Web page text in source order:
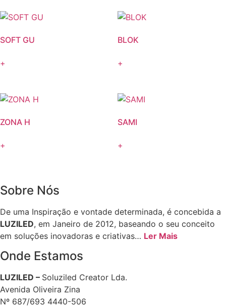
SOFT GU
+
BLOK
+
ZONA H
+
SAMI
+
Sobre Nós
De uma Inspiração e vontade determinada, é concebida a
LUZILED, em Janeiro de 2012, baseando o seu conceito
em soluções inovadoras e criativas… Ler Mais
Onde Estamos
LUZILED – Soluziled Creator Lda.
Avenida Oliveira Zina
Nº 687/693 4440-506